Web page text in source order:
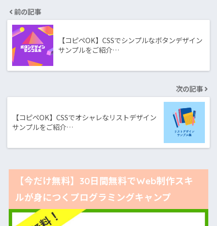
前の記事
【コピペOK】CSSでシンプルなボタンデザイン
サンプルをご紹介…
次の記事
【コピペOK】CSSでオシャレなリストデザイン
サンプルをご紹介…
【今だけ無料】30日間無料でWeb制作スキ
ルが身につくプログラミングキャンプ